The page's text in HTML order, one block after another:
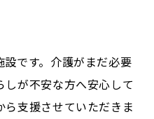
です。介護がまだ必要
が不安な方へ安心して
支援させていただきま